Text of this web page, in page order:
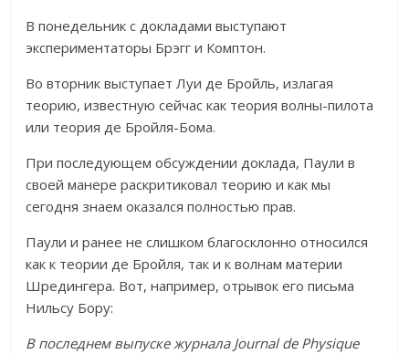
В понедельник с докладами выступают
экспериментаторы Брэгг и Комптон.
Во вторник выступает Луи де Бройль, излагая
теорию, известную сейчас как теория волны-пилота
или теория де Бройля-Бома.
При последующем обсуждении доклада, Паули в
своей манере раскритиковал теорию и как мы
сегодня знаем оказался полностью прав.
Паули и ранее не слишком благосклонно относился
как к теории де Бройля, так и к волнам материи
Шредингера. Вот, например, отрывок его письма
Нильсу Бору:
В последнем выпуске журнала Journal de Physique